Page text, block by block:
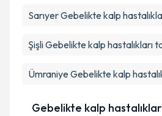
SarıyerGebelikte kalp
ŞişliGebelikte kalp hastalıkları
Ümraniye Gebelikte kalp
Gebelikte kalp